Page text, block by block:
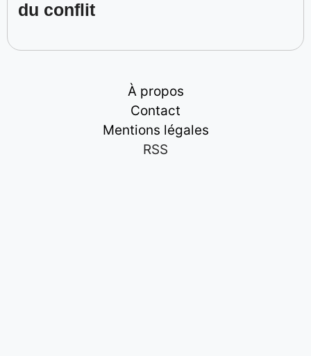
du conflit
À propos
Contact
Mentions légales
RSS